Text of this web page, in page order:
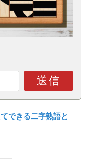
送信
できる二字熟語と